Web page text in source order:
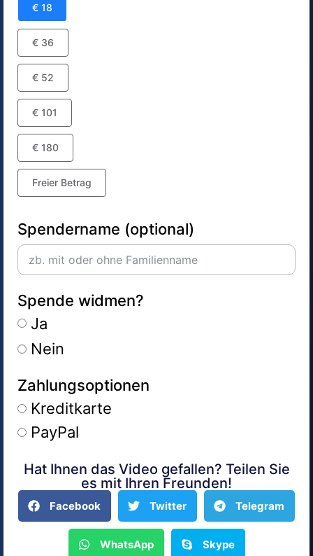
€ 18
€ 36
€ 52
€ 101
€ 180
Freier Betrag
Spendername (optional)
Spende widmen?
Ja
Nein
Zahlungsoptionen
Kreditkarte
PayPal
Alternative:
Hat Ihnen das Video gefallen? Teilen Sie
es mit Ihren Freunden!
Facebook Twitter Telegram
WhatsApp Skype